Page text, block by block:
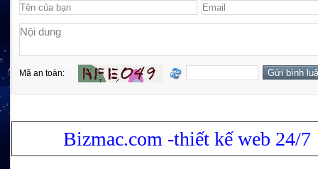
Mã an toàn:
Bizmac.com -thiết kế web 24/7